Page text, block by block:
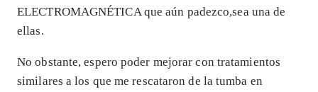
ELECTROMAGNÉTICA que aún padezco,sea una de
ellas.
No obstante, espero poder mejorar con tratamientos
similares a los que me rescataron de la tumba en